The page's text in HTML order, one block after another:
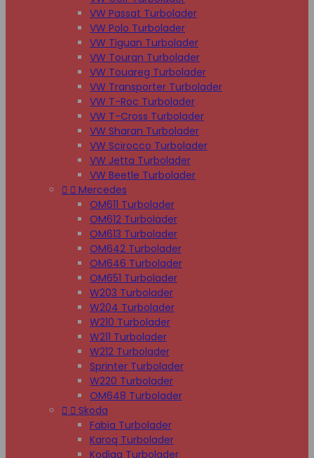
VW Passat Turbolader
VW Polo Turbolader
VW Tiguan Turbolader
VW Touran Turbolader
VW Touareg Turbolader
VW Transporter Turbolader
VW T-Roc Turbolader
VW T-Cross Turbolader
VW Sharan Turbolader
VW Scirocco Turbolader
VW Jetta Turbolader
VW Beetle Turbolader
  Mercedes
OM611 Turbolader
OM612 Turbolader
OM613 Turbolader
OM642 Turbolader
OM646 Turbolader
OM651 Turbolader
W203 Turbolader
W204 Turbolader
W210 Turbolader
W211 Turbolader
W212 Turbolader
Sprinter Turbolader
W220 Turbolader
OM648 Turbolader
  Skoda
Fabia Turbolader
Karoq Turbolader
Kodiaq Turbolader